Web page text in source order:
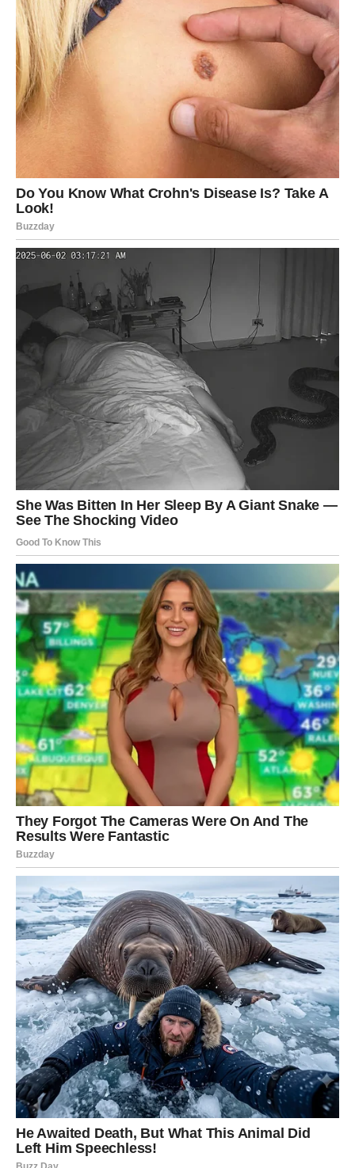
Nije tu da ti daje nadu pa je oduzima.
Ova osoba dolazi da ti pokaže kako izgleda ljubav koja je
istovremeno:
duboka
realna
stabilna
Kako dolazi srodna duša?
Ribe često sretnu svoju srodnu dušu kada najmanje
očekuju — u trenutku kada su se umorile od priče
„pogrešan tajming“.
Može doći kroz:
posao, saradnju, projekat, nešto kreativno
mesto gde se osećaš „svoj/a“ (muzika, umetnost, priroda,
duhovnost)
prijateljstvo koje se pretvori u ljubav
poruku od osobe koja te dugo posmatra, ali nije imala
hrabrosti
Kako ćeš je prepoznati?
Po tome što ti vraća mir, a ne nemir.
Po tome što ti ne budi sumnju, već sigurnost.
Prepoznaćeš je po:
osećaju da te „razume bez prevoda“
razgovorima koji traju do kasno, ali ne iscrpljuju
činjenici da se uz nju/njega osećaš viđeno, ne samo
željeno
podršci koja nije teatralna, nego prisutna
Lekcija za Ribe:
Srodna duša dolazi, ali ti moraš da ostaneš budan/na.
Ribe često idealizuju.
Zato će univerzum testirati tvoju zrelost: